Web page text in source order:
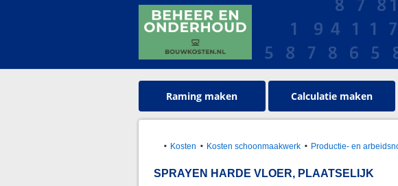
Raming maken Calculatie maken
Kosten Kosten schoonmaakwerk Productie- en
SPRAYEN HARDE VLOER, PLAATSELIJK